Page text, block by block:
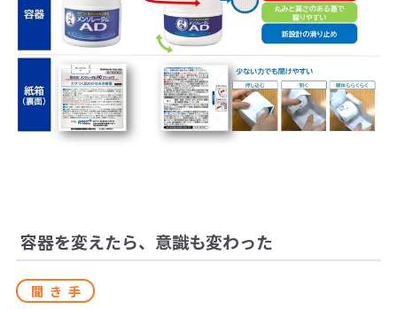
容器を変えたら、意識も変わった
聞き手